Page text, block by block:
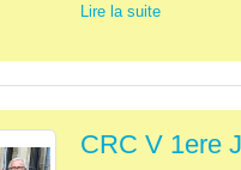
Lire la suite
CRC V 1ere